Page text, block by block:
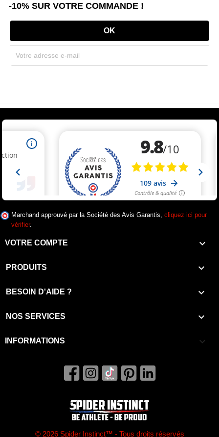
-10% SUR VOTRE COMMANDE !
Marchand approuvé par la Société des Avis Garantis, cliquez ici pour
vérifier.
VOTRE COMPTE 
PRODUITS 
BESOIN D'AIDE ? 
NOS SERVICES 
INFORMATIONS keyboard_arrow_down
© 2026 Spider Instinct™ - Tous droits réservés